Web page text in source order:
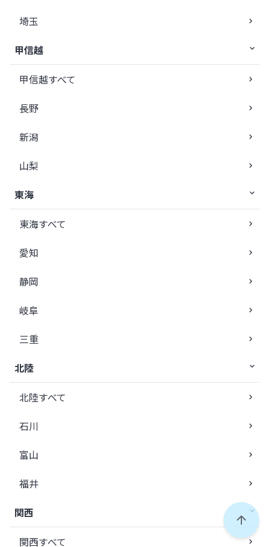
ペー
埼玉
甲信越
甲信越すべて
長野
新潟
山梨
東海
東海すべて
愛知
静岡
岐阜
三重
北陸
北陸すべて
石川
富山
福井
関西
関西すべて